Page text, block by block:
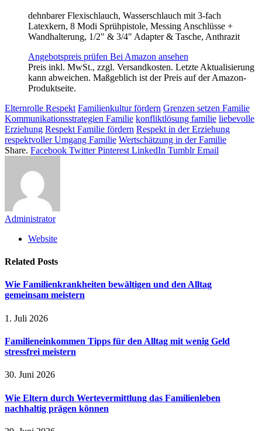
dehnbarer Flexischlauch, Wasserschlauch mit 3-fach
Latexkern, 8 Modi Sprühpistole, Messing Anschlüsse +
Wandhalterung, 1/2" & 3/4" Adapter & Tasche, Anthrazit
Angebotspreis prüfen Bei Amazon ansehen
Preis inkl. MwSt., zzgl. Versandkosten. Letzte Aktualisierung
kann abweichen. Maßgeblich ist der Preis auf der Amazon-
Produktseite.
Elternrolle Respekt Familienkultur fördern Grenzen setzen Familie
Kommunikationsstrategien Familie konfliktlösung familie liebevolle
Erziehung Respekt Familie fördern Respekt in der Erziehung
respektvoller Umgang Familie Wertschätzung in der Familie
Share. Facebook Twitter Pinterest LinkedIn Tumblr Email
Administrator
Website
Related Posts
Wie Familienkrankheiten bewältigen und den Alltag
gemeinsam meistern
1. Juli 2026
Familieneinkommen Tipps für den Alltag mit wenig Geld
stressfrei meistern
30. Juni 2026
Wie Eltern durch Wertevermittlung das Familienleben
nachhaltig prägen können